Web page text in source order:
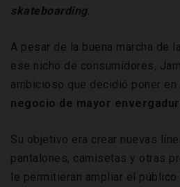
skateboarding.
A pesar de la buena marcha de
ese nicho de consumidores,
ambicioso que decidió poner en
negocio de mayor
Su objetivo era crear nuevas
pantalones, camisetas y otras
le permitieran ampliar el